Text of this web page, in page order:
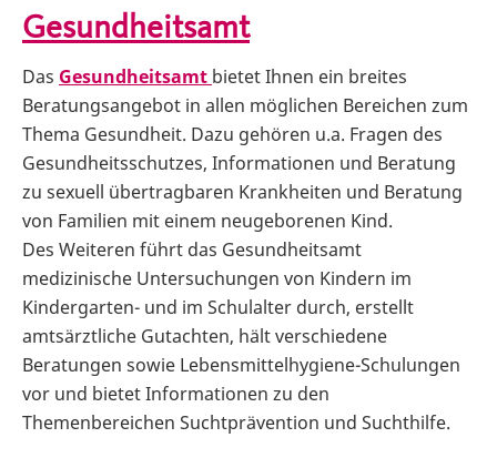
Gesundheitsamt
Das Gesundheitsamt bietet Ihnen ein breites
Beratungsangebot in allen möglichen Bereichen zum
Thema Gesundheit. Dazu gehören u.a. Fragen des
Gesundheitsschutzes, Informationen und Beratung
zu sexuell übertragbaren Krankheiten und Beratung
von Familien mit einem neugeborenen Kind.
Des Weiteren führt das Gesundheitsamt
medizinische Untersuchungen von Kindern im
Kindergarten- und im Schulalter durch, erstellt
amtsärztliche Gutachten, hält verschiedene
Beratungen sowie Lebensmittelhygiene-Schulungen
vor und bietet Informationen zu den
Themenbereichen Suchtprävention und Suchthilfe.